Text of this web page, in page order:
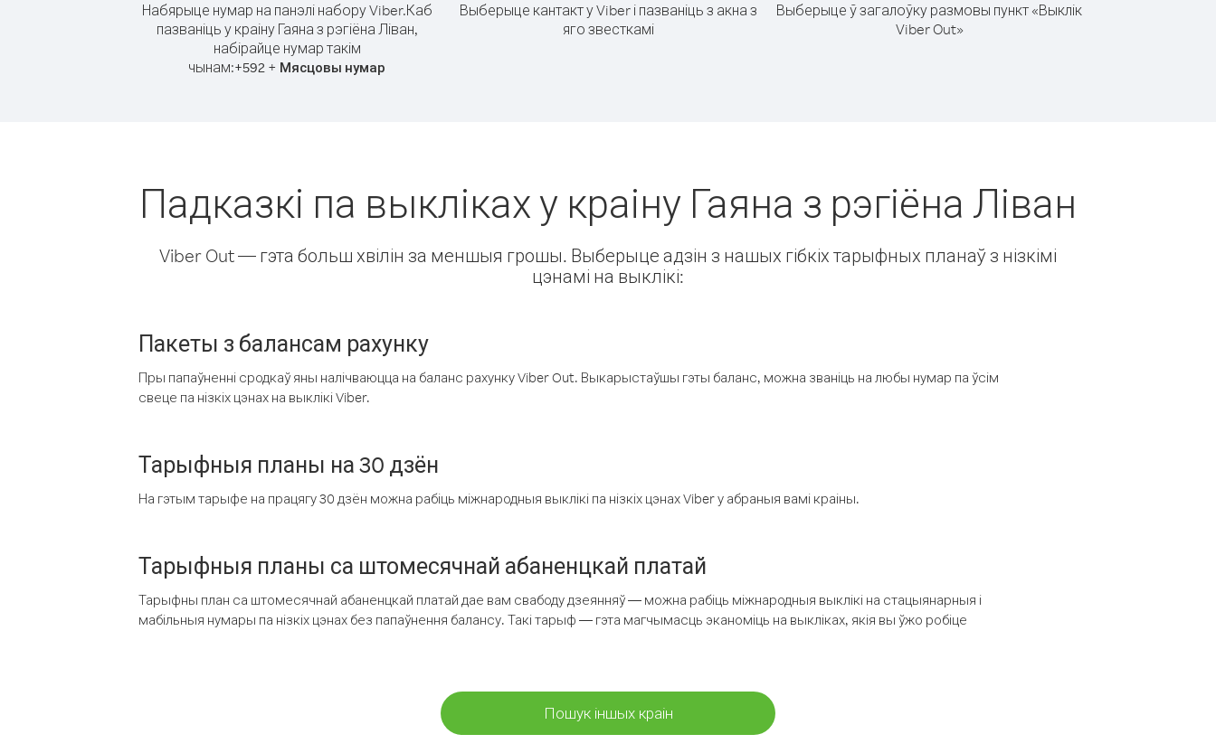
Набярыце нумар на панэлі набору Viber.Каб
пазваніць у краіну Гаяна з рэгіёна Ліван,
набірайце нумар такім
чынам:+592 + Мясцовы нумар
Выберыце кантакт у Viber і пазваніць з акна з
яго звесткамі
Выберыце ў загалоўку размовы пункт «Выклік
Viber Out»
Падказкі па выкліках у краіну Гаяна з рэгіёна Ліван
Viber Out — гэта больш хвілін за меншыя грошы. Выберыце адзін з нашых гібкіх тарыфных планаў з нізкімі
цэнамі на выклікі:
Пакеты з балансам рахунку
Пры папаўненні сродкаў яны налічваюцца на баланс рахунку Viber Out. Выкарыстаўшы гэты баланс, можна званіць на любы нумар па ўсім
свеце па нізкіх цэнах на выклікі Viber.
Тарыфныя планы на 30 дзён
На гэтым тарыфе на працягу 30 дзён можна рабіць міжнародныя выклікі па нізкіх цэнах Viber у абраныя вамі краіны.
Тарыфныя планы са штомесячнай абаненцкай платай
Тарыфны план са штомесячнай абаненцкай платай дае вам свабоду дзеянняў — можна рабіць міжнародныя выклікі на стацыянарныя і
мабільныя нумары па нізкіх цэнах без папаўнення балансу. Такі тарыф — гэта магчымасць эканоміць на выкліках, якія вы ўжо робіце
Пошук іншых краін